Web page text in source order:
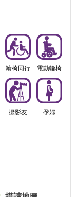
輪椅同行 電動輪椅
攝影友 孕婦